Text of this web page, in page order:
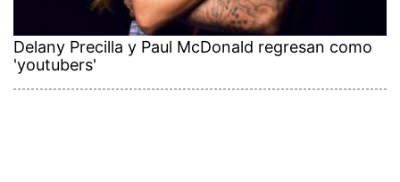
Delany Precilla y Paul McDonald regresan como
'youtubers'